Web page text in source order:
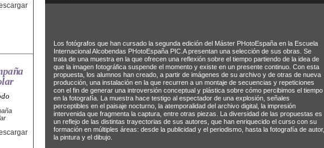
Los fotógrafos que han cursado la segunda edición del Máster PHotoEspañaen la Escuela
Internacional Alcobendas PHotoEspaña PIC.A presentan una selección de sus obras. Se
trata de una muestra en la que ofrecen una reflexión sobre el tiempo partiendo de la idea de
que la imagen fotográfica suspende el momento y existe en un presente continuo. Con esta
propuesta, los alumnos han creado, a partir de imágenes de su archivo y de otras de nueva
producción, una instalación en la que recurren a un montaje de secuencias y repeticiones
con el fin de generar una introversión conceptual y plástica sobre cómo percibimos el tiempo
en la fotografía. La muestra hace testigo al espectador de una explosión, señales
perceptibles en el paisaje nocturno, la atemporalidad del archivo digital, la impresión
intervenida que fragmenta la captura, entre otras piezas. La diversidad de las propuestas es
un reflejo de las distintas trayectorias de sus autores, que han enriquecido el curso con su
formación en múltiples áreas: desde la publicidad y el periodismo, hasta la fotografía de autor,
la pintura y el dibujo.